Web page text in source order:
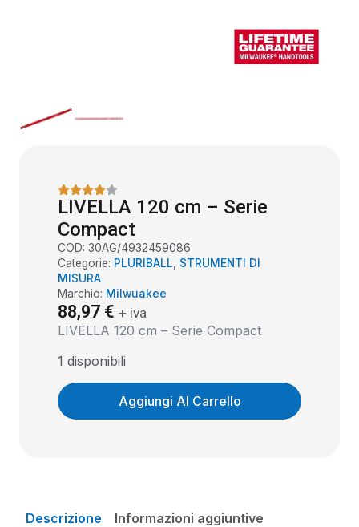
LIVELLA 120 cm – Serie
Compact
COD: 30AG/4932459086
Categorie: PLURIBALL
STRUMENTI DI
MISURA
Marchio: Milwuakee
88,97 € + iva
LIVELLA 120 cm – Serie Compact
1 disponibili
Aggiungi Al Carrello
Descrizione Informazioni aggiuntive